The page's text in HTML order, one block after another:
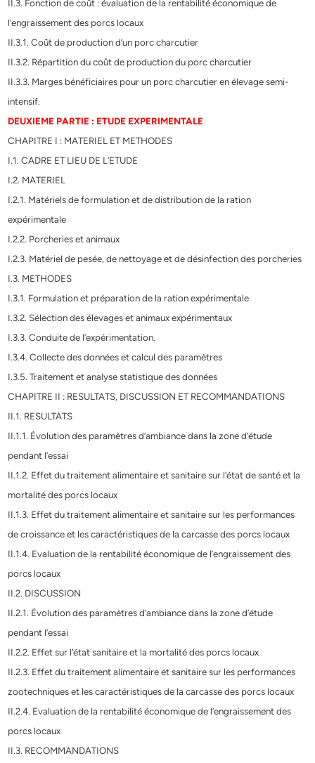
II.3. Fonction de coût : évaluation de la rentabilité économique de
l’engraissement des porcs locaux
II.3.1. Coût de production d’un porc charcutier
II.3.2. Répartition du coût de production du porc charcutier
II.3.3. Marges bénéficiaires pour un porc charcutier en élevage semi-
intensif.
DEUXIEME PARTIE : ETUDE EXPERIMENTALE
CHAPITRE I : MATERIEL ET METHODES
I.1. CADRE ET LIEU DE L’ETUDE
I.2. MATERIEL
I.2.1. Matériels de formulation et de distribution de la ration
expérimentale
I.2.2. Porcheries et animaux
I.2.3. Matériel de pesée, de nettoyage et de désinfection des porcheries
I.3. METHODES
I.3.1. Formulation et préparation de la ration expérimentale
I.3.2. Sélection des élevages et animaux expérimentaux
I.3.3. Conduite de l’expérimentation.
I.3.4. Collecte des données et calcul des paramètres
I.3.5. Traitement et analyse statistique des données
CHAPITRE II : RESULTATS, DISCUSSION ET RECOMMANDATIONS
II.1. RESULTATS
II.1.1. Évolution des paramètres d’ambiance dans la zone d’étude
pendant l’essai
II.1.2. Effet du traitement alimentaire et sanitaire sur l’état de santé et la
mortalité des porcs locaux
II.1.3. Effet du traitement alimentaire et sanitaire sur les performances
de croissance et les caractéristiques de la carcasse des porcs locaux
II.1.4. Evaluation de la rentabilité économique de l’engraissement des
porcs locaux
II.2. DISCUSSION
II.2.1. Évolution des paramètres d’ambiance dans la zone d’étude
pendant l’essai
II.2.2. Effet sur l’état sanitaire et la mortalité des porcs locaux
II.2.3. Effet du traitement alimentaire et sanitaire sur les performances
zootechniques et les caractéristiques de la carcasse des porcs locaux
II.2.4. Evaluation de la rentabilité économique de l’engraissement des
porcs locaux
II.3. RECOMMANDATIONS